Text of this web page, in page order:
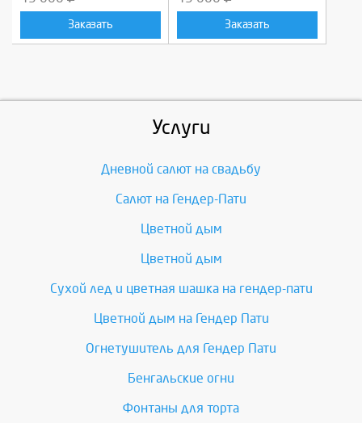
Заказать Заказать
Услуги
Дневной салют на свадьбу
Салют на Гендер-Пати
Цветной дым
Цветной дым
Сухой лед и цветная шашка на гендер-пати
Цветной дым на Гендер Пати
Огнетушитель для Гендер Пати
Бенгальские огни
Фонтаны для торта